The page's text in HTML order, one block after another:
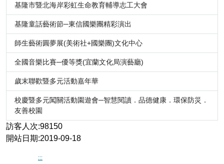
基隆市暨北海岸彩虹生命教育輔導志工大會
基隆童話藝術節─東信國樂團精彩演出
師生藝術圓夢展(美術社+國樂團)文化中心
全國音樂比賽─優等獎(宜蘭文化局演藝廳)
歲末聯歡暨多元活動嘉年華
校慶暨多元闖關活動園遊會─智慧閱讀．品德健康．環保防災．
友善校園
訪客人次:98150
開站日期:2019-09-18
:::